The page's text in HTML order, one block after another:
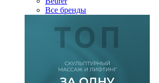
Все бренды